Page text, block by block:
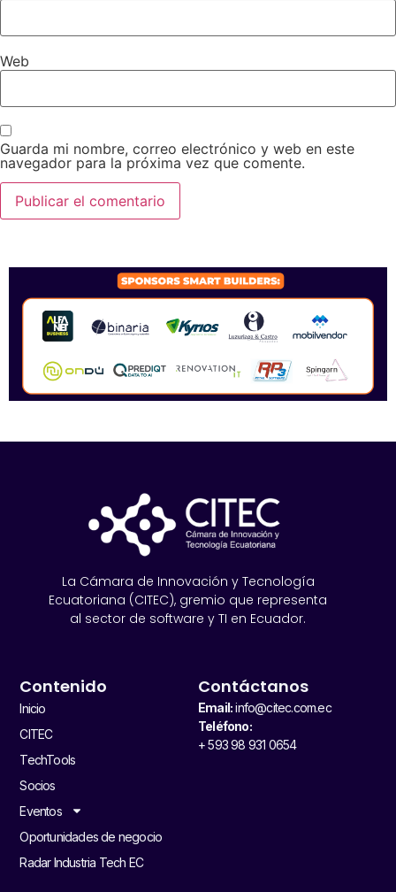
Web
Guarda mi nombre, correo electrónico y web en este
navegador para la próxima vez que comente.
La Cámara de Innovación y Tecnología
Ecuatoriana (CITEC), gremio que representa
al sector de software y TI en Ecuador.
Contenido
Inicio
CITEC
TechTools
Socios
Eventos
Oportunidades de negocio
Radar Industria Tech EC
Contáctanos
Email:info@citec.com.ec
Teléfono:
+ 593 98 931 0654